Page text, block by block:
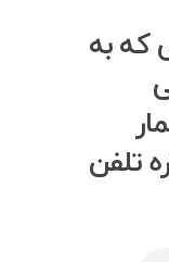
که به
تلفن